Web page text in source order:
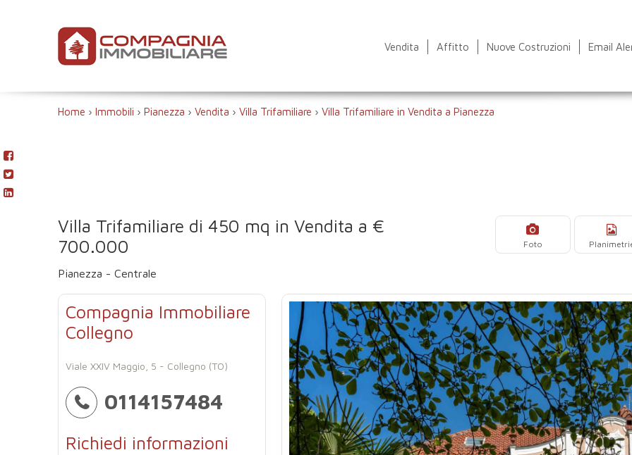
Vendita Affitto Nuove Costruzioni Email
Home › Immobili › Pianezza › Vendita › Villa Trifamiliare › Villa Trifamiliare in Vendita a Pianezza
Villa Trifamiliare di 450 mq in Vendita a €
700.000
Pianezza - Centrale
Foto
Compagnia Immobiliare
Collegno
Viale XXIV Maggio, 5 - Collegno (TO)
0114157484
Richiedi informazioni